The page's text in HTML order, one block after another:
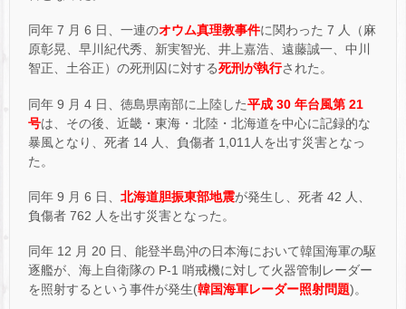
同年 7 月 6 日、一連のオウム真理教事件に関わった 7 人（麻
原彰晃、早川紀代秀、新実智光、井上嘉浩、遠藤誠一、中川
智正、土谷正）の死刑囚に対する死刑が執行された。
同年 9 月 4 日、徳島県南部に上陸した平成 30 年台風第 21
号は、その後、近畿・東海・北陸・北海道を中心に記録的な
暴風となり、死者 14 人、負傷者 1,011人を出す災害となっ
た。
同年 9 月 6 日、 北海道胆振東部地震が発生し、死者 42 人、
負傷者 762 人を出す災害となった。
同年 12 月 20 日、能登半島沖の日本海において韓国海軍の駆
逐艦が、海上自衛隊の P-1 哨戒機に対して火器管制レーダー
を照射するという事件が発生(韓国海軍レーダー照射問題)。